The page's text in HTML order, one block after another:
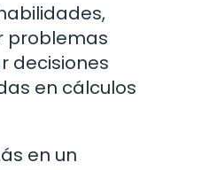
problemas
decisiones
en cálculos
en un